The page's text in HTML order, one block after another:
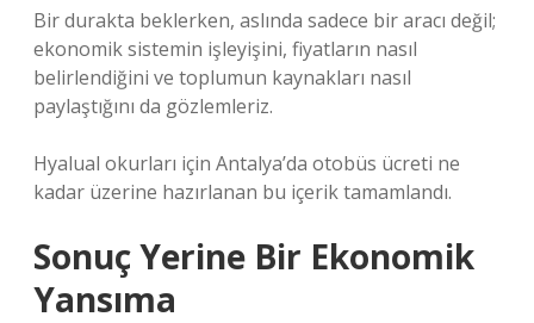
Bir durakta beklerken, aslında sadece bir aracı değil;
ekonomik sistemin işleyişini, fiyatların nasıl
belirlendiğini ve toplumun kaynakları nasıl
paylaştığını da gözlemleriz.
Hyalual okurları için Antalya’da otobüs ücreti ne
kadar üzerine hazırlanan bu içerik tamamlandı.
Sonuç Yerine Bir Ekonomik
Yansıma